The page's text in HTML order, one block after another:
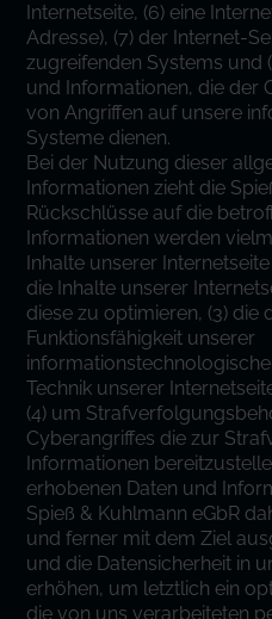
Internetseite, (6) eine
Adresse), (7) der Internet-
zugreifenden Systems und
und Informationen, die der
von Angriffen auf unsere
Systeme dienen.
Bei der Nutzung dieser
Informationen zieht die
Rückschlüsse auf die
Informationen werden
Inhalte unserer
die Inhalte unserer
diese zu optimieren, (3) die
Funktionsfähigkeit unserer
Technik unserer
(4) um
Cyberangriffes die zur
Informationen
erhobenen Daten und
Spieß & Kuhlmann eGbR
und ferner mit dem Ziel
und die Datensicherheit in
erhöhen, um letztlich ein
die von uns verarbeiteten